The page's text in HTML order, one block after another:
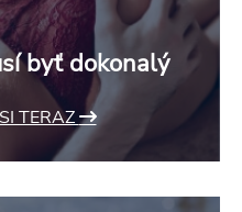
byť dokonalý
TERAZ